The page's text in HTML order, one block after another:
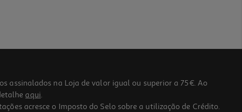
assinalados na Loja de valor igual ou superior a 75€. Ao
aqui.
acresce o Imposto do Selo sobre a utilização de Crédito.